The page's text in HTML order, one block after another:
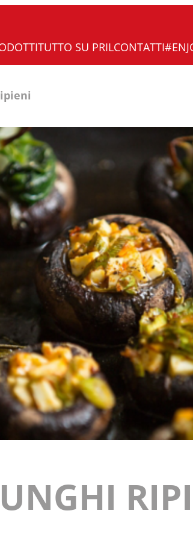
TUTTO SU PRILCONTATTI